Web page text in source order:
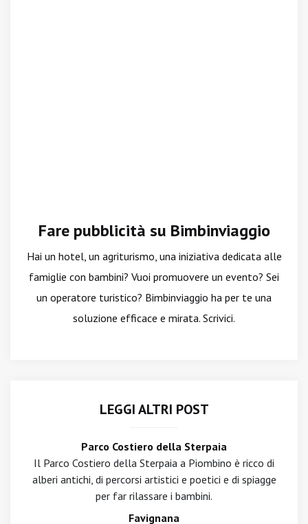
Fare pubblicità su Bimbinviaggio
Hai un hotel, un agriturismo, una iniziativa dedicata alle
famiglie con bambini? Vuoi promuovere un evento? Sei
un operatore turistico? Bimbinviaggio ha per te una
soluzione efficace e mirata. Scrivici.
LEGGI ALTRI POST
Parco Costiero della Sterpaia
Il Parco Costiero della Sterpaia a Piombino è ricco di
alberi antichi, di percorsi artistici e poetici e di spiagge
per far rilassare i bambini.
Favignana